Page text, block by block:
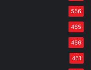
556
465
456
451